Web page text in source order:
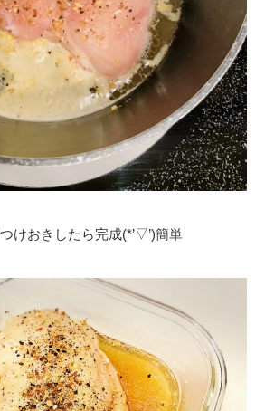
けおきしたら完成(*’▽’)簡単